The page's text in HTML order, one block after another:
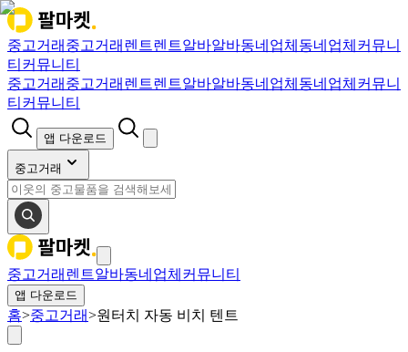
중고거래 중고거래 렌트렌트알바알바동네업체 동네업체 커뮤니
티 커뮤니티
중고거래 중고거래 렌트렌트알바알바동네업체 동네업체 커뮤니
티 커뮤니티
앱 다운로드
중고거래
중고거래 렌트알바동네업체 커뮤니티
앱 다운로드
홈>중고거래>원터치 자동 비치 텐트